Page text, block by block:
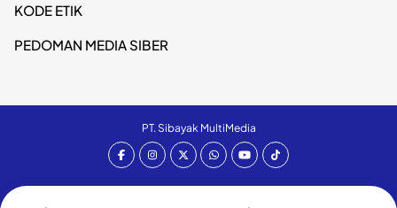
KODE ETIK
PEDOMAN MEDIA SIBER
PT. Sibayak MultiMedia